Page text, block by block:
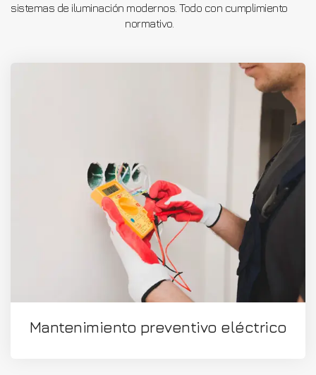
sistemas de iluminación modernos. Todo con cumplimiento
normativo.
Mantenimiento preventivo eléctrico